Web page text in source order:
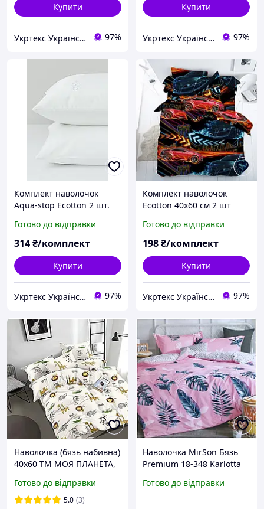
Купити
Укртекс Український текстиль від Харківського виробника 97%
Купити
Укртекс Український текстиль від Харківського виробника 97%
Комплект наволочок
Аqua-stop Ecotton 2 шт.
водонепроникний чохол
для подушки на блискавці
Готово до відправки
314₴/комплект
Купити
Укртекс Український текстиль від Харківського виробника 97%
Комплект наволочок
Ecotton 40х60 см 2 шт
машинах чорний
Готово до відправки
198₴/комплект
Купити
Укртекс Український текстиль від Харківського виробника 97%
Наволочка (бязь набивна)
40х60 ТМ МОЯ ПЛАНЕТА,
Готово до відправки
5.0 (3)
Наволочка MirSon Бязь
Premium 18-348 Karlotta
Готово до відправки